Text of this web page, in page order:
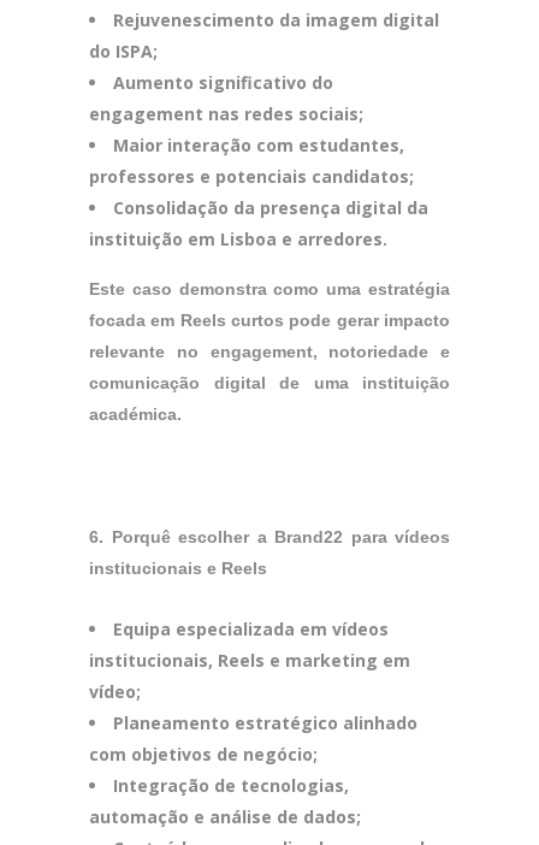
Rejuvenescimento da imagem digital
do ISPA;
Aumento significativo do
engagement nas redes sociais;
Maior interação com estudantes,
professores e potenciais candidatos;
Consolidação da presença digital da
instituição em Lisboa e arredores.
Este caso demonstra como uma estratégia
focada em Reels curtos pode gerar impacto
relevante no engagement, notoriedade e
comunicação digital de uma instituição
académica.
6. Porquê escolher a Brand22 para vídeos
institucionais e Reels
Equipa especializada em vídeos
institucionais, Reels e marketing em
vídeo;
Planeamento estratégico alinhado
com objetivos de negócio;
Integração de tecnologias,
automação e análise de dados;